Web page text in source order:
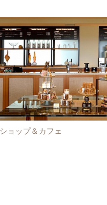
ショップ＆カフェ